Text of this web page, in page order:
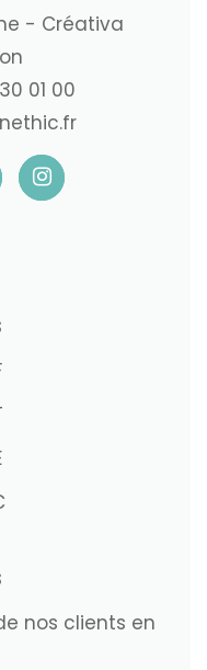
- Créativa
01 00
nos clients en